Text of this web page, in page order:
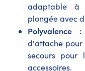
adaptable à
plongée avec
Polyvalence :
d'attache pour
secours pour
accessoires.